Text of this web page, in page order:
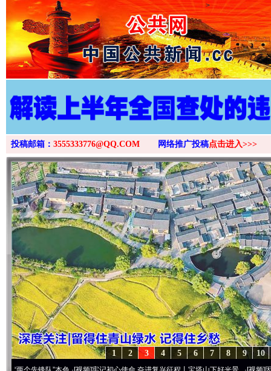
>
投稿邮箱： 3555333776@QQ.COM 网络推广投稿点击进入>>>
10
9
8
7
6
5
4
3
2
1